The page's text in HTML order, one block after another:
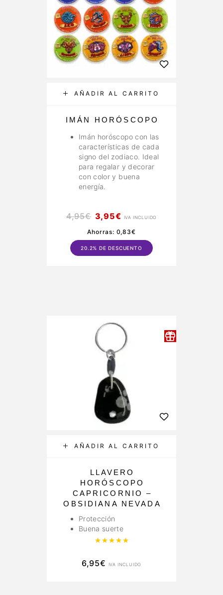
AÑADIR AL CARRITO
IMÁN HORÓSCOPO
Imán horóscopo con las
características de cada
signo del zodiaco. Ideal
para regalar y decorar
con color y buena
energía.
4,95€ 3,95€ IVA INCLUIDO
Ahorras: 0,83€
20.2% DE DESCUENTO
AÑADIR AL CARRITO
LLAVERO
HORÓSCOPO
CAPRICORNIO –
OBSIDIANA NEVADA
Protección
Buena suerte
Valorado con
6,95€ IVA INCLUIDO